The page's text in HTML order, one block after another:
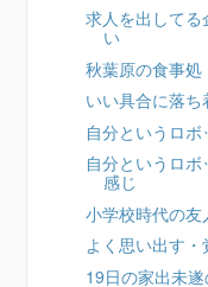
求人を出して
い
秋葉原の食事処
いい具合に落ち
自分というロ
自分というロ
感じ
小学校時代の友
よく思い出す
19日の家出未